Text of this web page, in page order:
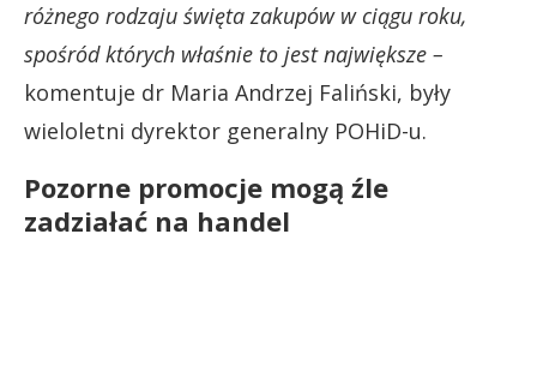
różnego rodzaju święta zakupów w ciągu roku,
spośród których właśnie to jest największe –
komentuje dr Maria Andrzej Faliński, były
wieloletni dyrektor generalny POHiD-u.
Pozorne promocje mogą źle
zadziałać na handel